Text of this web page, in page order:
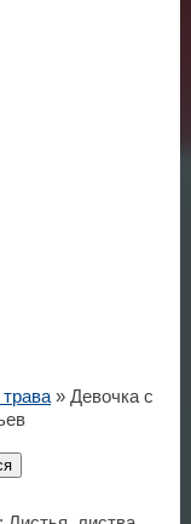
» Девочка с